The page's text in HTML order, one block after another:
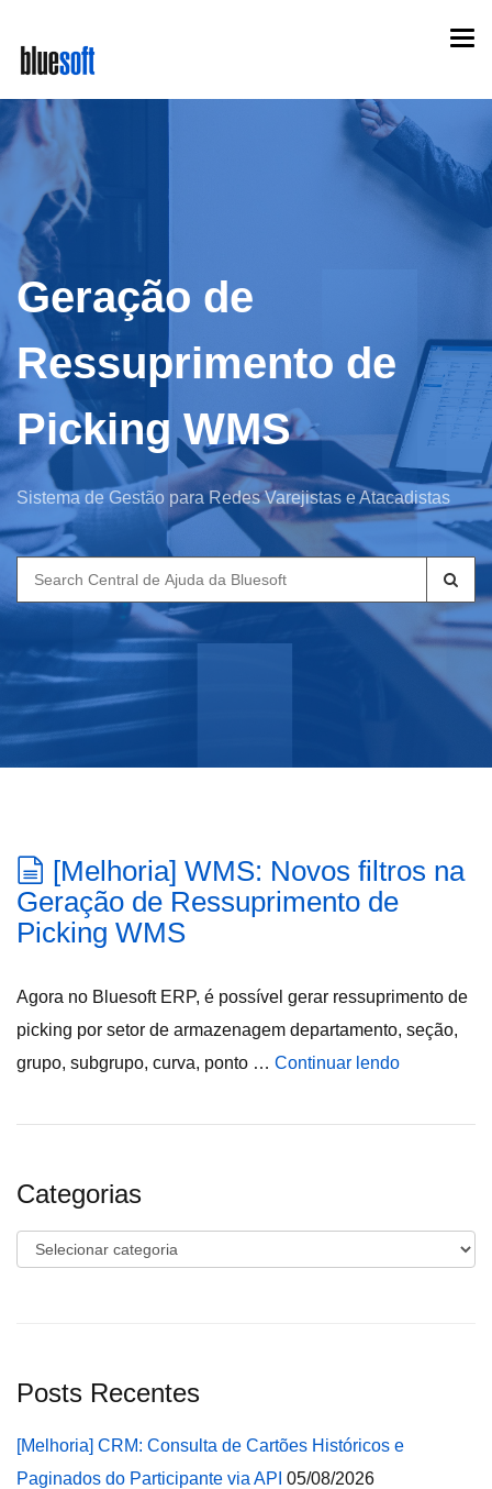
main
content
Geração de
Ressuprimento de
Picking WMS
Sistema de Gestão para Redes Varejistas e Atacadistas
Search
for:
[Melhoria] WMS: Novos filtros na
Geração de Ressuprimento de
Picking WMS
Agora no Bluesoft ERP, é possível gerar ressuprimento de
picking por setor de armazenagem departamento, seção,
grupo, subgrupo, curva, ponto … Continuar lendo
Categorias
Categorias
Posts Recentes
[Melhoria] CRM: Consulta de Cartões Históricos e
Paginados do Participante via API 05/08/2026